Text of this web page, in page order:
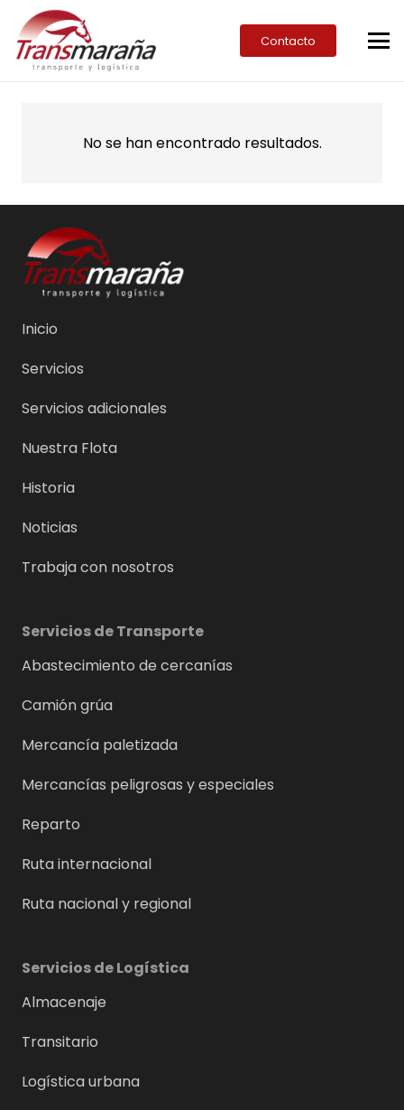
Contacto
No se han encontrado resultados.
Inicio
Servicios
Servicios adicionales
Nuestra Flota
Historia
Noticias
Trabaja con nosotros
Servicios de Transporte
Abastecimiento de cercanías
Camión grúa
Mercancía paletizada
Mercancías peligrosas y especiales
Reparto
Ruta internacional
Ruta nacional y regional
Servicios de Logística
Almacenaje
Transitario
Logística urbana